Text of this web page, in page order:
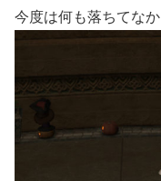
今度は何も落ちてな